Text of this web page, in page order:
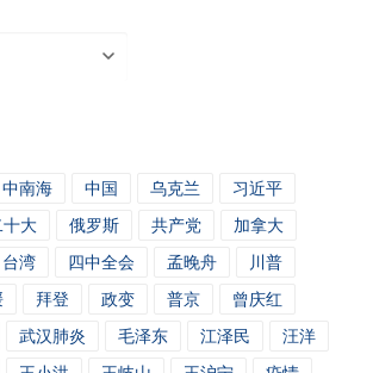
中南海 中国 乌克兰
习近平
十大 俄罗斯 共产党
加拿大
台湾 四中全会 孟晚舟
川普
拜登 政变 普京
曾庆红
武汉肺炎 毛泽东 江泽民
汪洋